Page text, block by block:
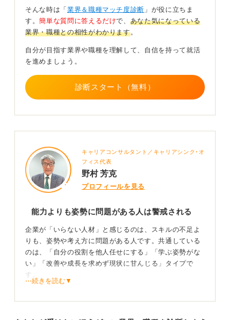
「先生にいわれたから」「友達に紹介されたから」とい
ったように、自分の意思が感じられない回答ばかりだ
と、受け身な人材だと評価されがちです。
そのため、面接では自身の判断基準や価値観を言語化で
きるよう、しっかり準備しておきましょう。
そんな時は「 業界＆職種マッチ度診断 」が役に立ちま
す。簡単な質問に答えるだけで、 あなた気になっている
業界・職種との相性がわかります。
自分が目指す業界や職種を理解して、自信を持って就活
を進めましょう。
診断スタート（無料）
キャリアコンサルタント／キャリアシンク･オ
フィス代表
野村 芳克
プロフィールを見る
能力よりも姿勢に問題がある人は警戒される
企業が「いらない人材」と感じるのは、スキルの不足よ
りも、姿勢や考え方に問題がある人です。共通している
のは、「自分の役割を他人任せにする」「学ぶ姿勢がな
い」「改善や成長を求めず現状に甘んじる」タイプで
す。
そう」「ミスを環境のせいにした」という理由で不合格
⋯続きを読む▼